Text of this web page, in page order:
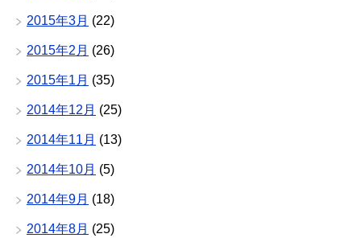
2015年3月 (22)
2015年2月 (26)
2015年1月 (35)
2014年12月 (25)
2014年11月 (13)
2014年10月 (5)
2014年9月 (18)
2014年8月 (25)